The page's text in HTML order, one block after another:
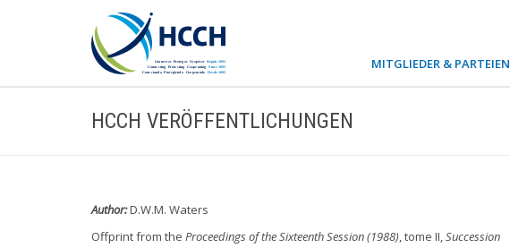
MITGLIEDER & PARTEIEN
HCCH VERÖFFENTLICHUNGEN
Author:D.W.M. Waters
Offprint from the Proceedings of the Sixteenth Session (1988), tome II,Succession